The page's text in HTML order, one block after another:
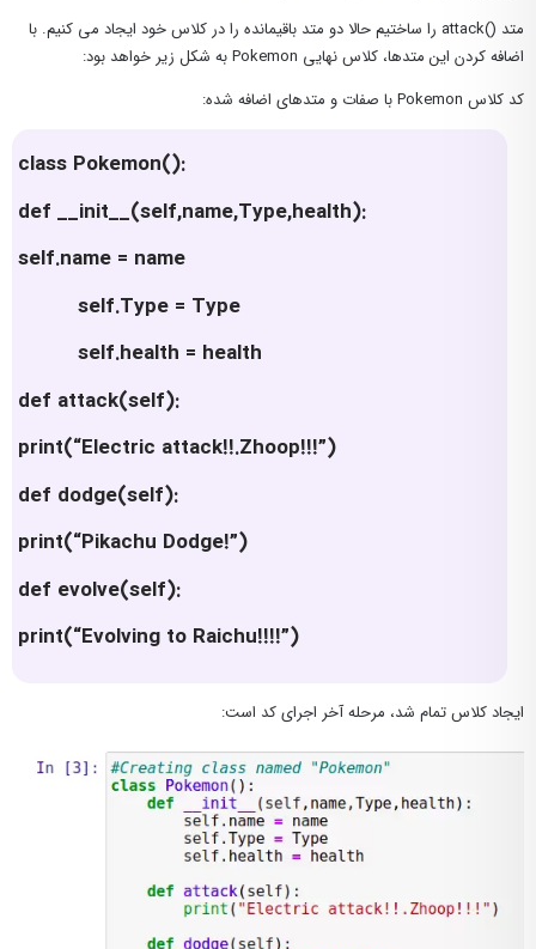
متد ()attack را ساختیم حالا دو متد باقیمانده را در کلاس خود ایجاد می کنیم. با
اضافه کردن این متدها، کلاس نهایی Pokemon به شکل زیر خواهد بود:
کد کلاس Pokemon با صفات و متدهای اضافه شده:
class Pokemon():
def __init__(self,name,Type,health):
self.name = name
self.Type = Type
self.health = health
def attack(self):
print(“Electric attack!!.Zhoop!!!”)
def dodge(self):
print(“Pikachu Dodge!”)
def evolve(self):
print(“Evolving to Raichu!!!!”)
ایجاد کلاس تمام شد، مرحله آخر اجرای کد است: